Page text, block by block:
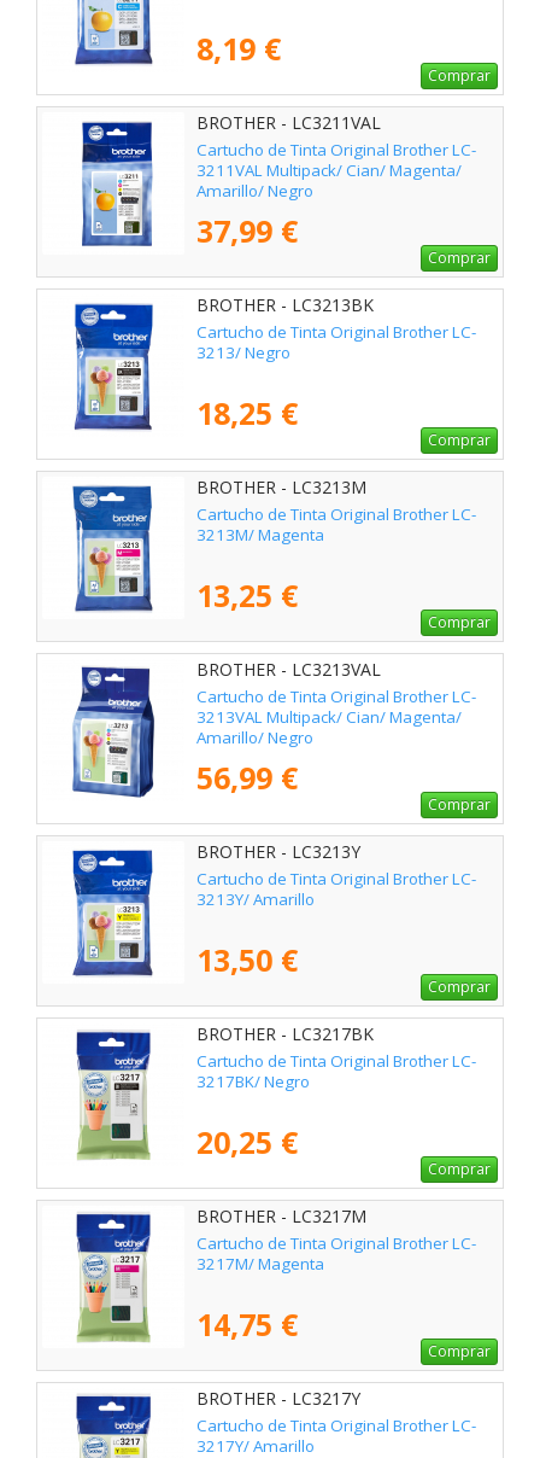
8,19 €
Comprar
BROTHER - LC3211VAL
Cartucho de Tinta Original Brother LC-
3211VAL Multipack/ Cian/ Magenta/
Amarillo/ Negro
37,99 €
Comprar
BROTHER - LC3213BK
Cartucho de Tinta Original Brother LC-
3213/ Negro
18,25 €
Comprar
BROTHER - LC3213M
Cartucho de Tinta Original Brother LC-
3213M/ Magenta
13,25 €
Comprar
BROTHER - LC3213VAL
Cartucho de Tinta Original Brother LC-
3213VAL Multipack/ Cian/ Magenta/
Amarillo/ Negro
56,99 €
Comprar
BROTHER - LC3213Y
Cartucho de Tinta Original Brother LC-
3213Y/ Amarillo
13,50 €
Comprar
BROTHER - LC3217BK
Cartucho de Tinta Original Brother LC-
3217BK/ Negro
20,25 €
Comprar
BROTHER - LC3217M
Cartucho de Tinta Original Brother LC-
3217M/ Magenta
14,75 €
Comprar
BROTHER - LC3217Y
Cartucho de Tinta Original Brother LC-
3217Y/ Amarillo